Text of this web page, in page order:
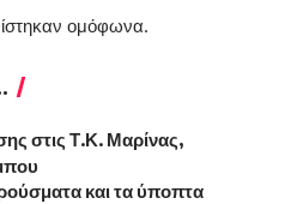
ομόφωνα.
στις Τ.Κ. Μαρίνας,
και τα ύποπτα